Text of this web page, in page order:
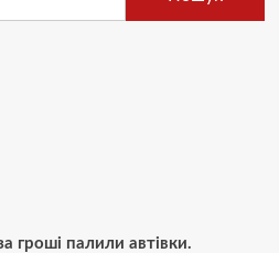
гроші палили автівки.